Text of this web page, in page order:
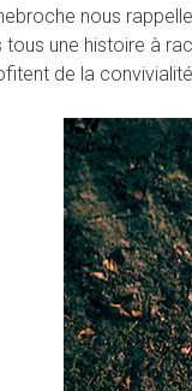
nous
tous une histoire à
de la